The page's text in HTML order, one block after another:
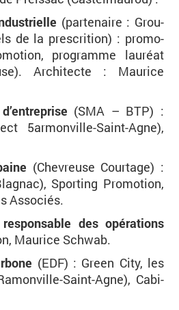
(par­te­naire : Grou­
de la pres­cri­tion) : pro­mo­
pro­gramme lau­réat
Ar­chi­tecte : Mau­rice
(SMA – BTP) :
5ar­mon­ville-Saint-Agne),
(Che­vreuse Cour­tage) :
Spor­ting Pro­mo­tion,
As­so­ciés.
des opé­ra­tions
Mau­rice Schwab.
(EDF) : Green City, les
Saint-Agne), Ca­bi­